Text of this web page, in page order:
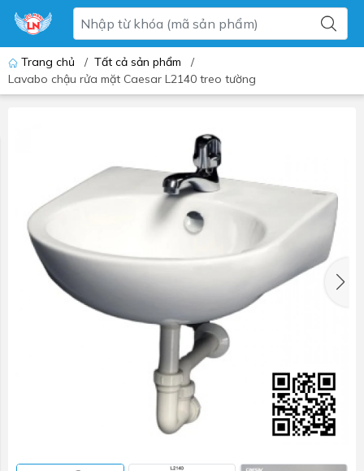
Trang chủ / Tất cả sản phẩm
/
Lavabo chậu rửa mặt Caesar L2140 treo tường